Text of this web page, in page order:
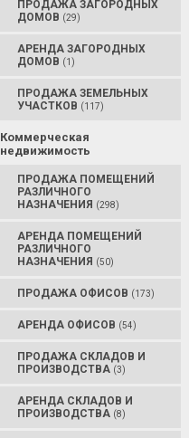
ПРОДАЖА ЗАГОРОДНЫХ
ДОМОВ (29)
АРЕНДА ЗАГОРОДНЫХ
ДОМОВ (1)
ПРОДАЖА ЗЕМЕЛЬНЫХ
УЧАСТКОВ (117)
Коммерческая
недвижимость
ПРОДАЖА ПОМЕЩЕНИЙ
РАЗЛИЧНОГО
НАЗНАЧЕНИЯ (298)
АРЕНДА ПОМЕЩЕНИЙ
РАЗЛИЧНОГО
НАЗНАЧЕНИЯ (50)
ПРОДАЖА ОФИСОВ (173)
АРЕНДА ОФИСОВ (54)
ПРОДАЖА СКЛАДОВ И
ПРОИЗВОДСТВА (3)
АРЕНДА СКЛАДОВ И
ПРОИЗВОДСТВА (8)